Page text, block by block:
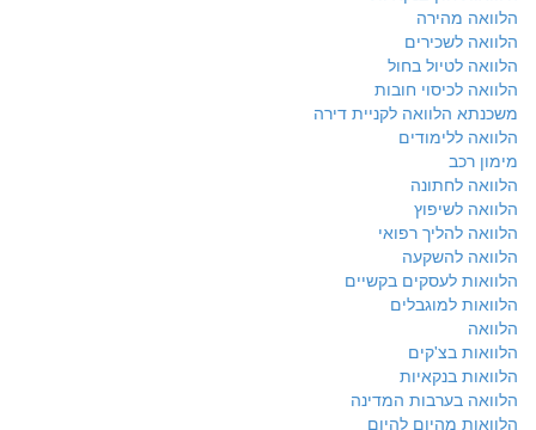
הלוואה מהירה
הלוואה לשכירים
הלוואה לטיול בחול
הלוואה לכיסוי חובות
משכנתא הלוואה לקניית דירה
הלוואה ללימודים
מימון רכב
הלוואה לחתונה
הלוואה לשיפוץ
הלוואה להליך רפואי
הלוואה להשקעה
הלוואות לעסקים בקשיים
הלוואות למוגבלים
הלוואה
הלוואות בצ'קים
הלוואות בנקאיות
הלוואה בערבות המדינה
הלוואות מהיום להיום